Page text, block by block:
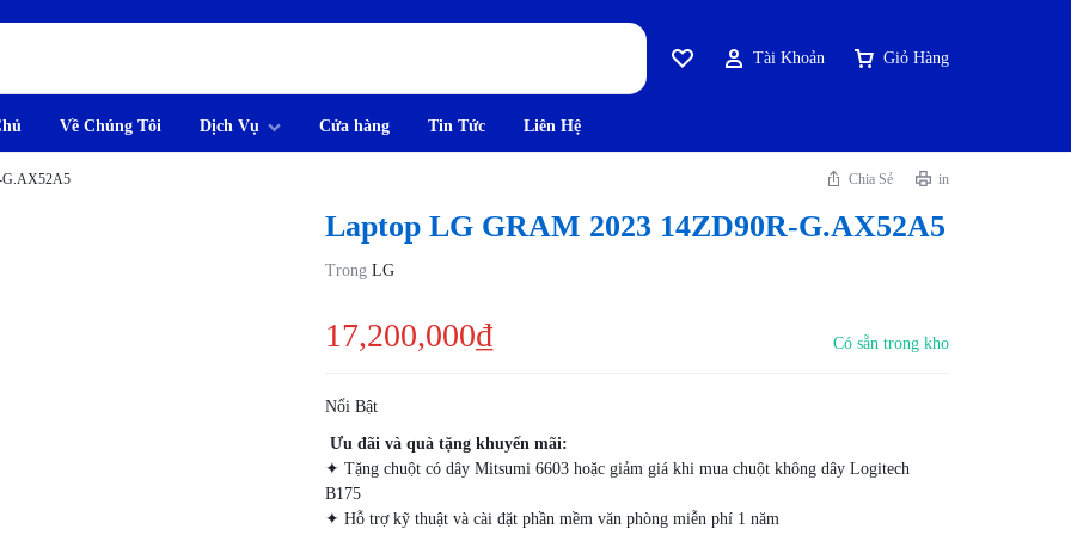
Tài Khoản Giỏ Hàng
Về Chúng Tôi Dịch Vụ Cửa hàng Tin Tức Liên Hệ
G.AX52A5 Chia Sẻ in
Laptop LG GRAM 2023 14ZD90R-G.AX52A5
TrongLG
17,200,000₫ Có sẵn trong kho
Nổi Bật
Ưu đãi và quà tặng khuyến mãi:
✦ Tặng chuột có dây Mitsumi 6603 hoặc giảm giá khi mua chuột không dây Logitech
B175
✦ Hỗ trợ kỹ thuật và cài đặt phần mềm văn phòng miễn phí 1 năm